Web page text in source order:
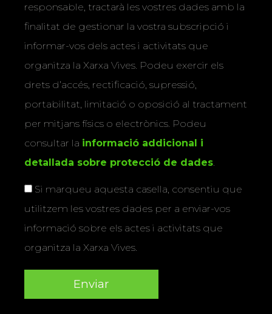
responsable, tractarà les vostres dades amb la
finalitat de gestionar la vostra subscripció i
informar-vos dels actes i activitats que
organitza la Xarxa Vives. Podeu exercir els
drets d’accés, rectificació, supressió,
portabilitat, limitació o oposició al tractament
per mitjans físics o electrònics. Podeu
consultar la informació addicional i
detallada sobre protecció de dades.
Si marqueu aquesta casella, consentiu que
utilitzem les vostres dades per a enviar-vos
informació sobre els actes i activitats que
organitza la Xarxa Vives.